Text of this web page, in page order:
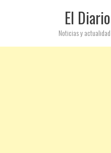
El
Noticias y